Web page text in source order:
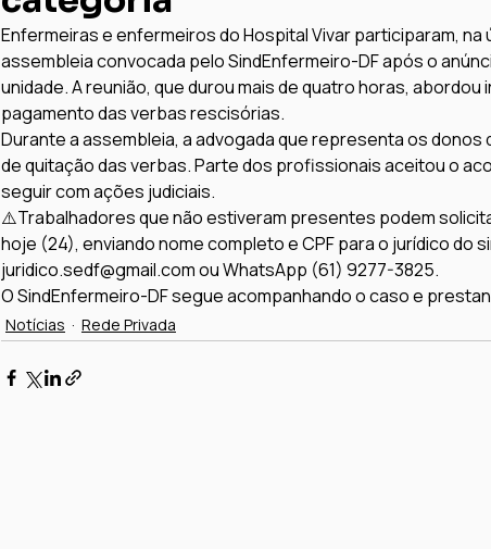
Enfermeiras e enfermeiros do Hospital Vivar participaram,
assembleia convocada pelo SindEnfermeiro-DF após o
unidade. A reunião, que durou mais de quatro horas,
pagamento das verbas rescisórias.
Durante a assembleia, a advogada que representa os
de quitação das verbas. Parte dos profissionais aceitou o
seguir com ações judiciais.
⚠️Trabalhadores que não estiveram presentes podem
hoje (24), enviando nome completo e CPF para o jurídico do
juridico.sedf@gmail.com ou WhatsApp (61) 9277-3825.
O SindEnfermeiro-DF segue acompanhando o caso e
Notícias Rede Privada